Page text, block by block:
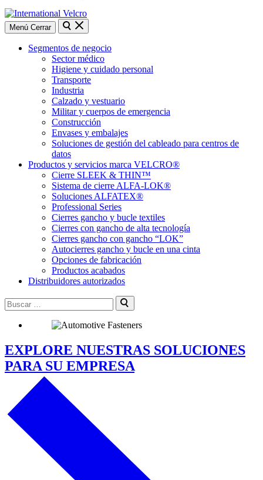
Menú Cerrar BuscarCerrar
búsqueda
Segmentos de negocio
Sector médico
Higiene y cuidado personal
Transporte
Industria
Calzado y vestuario
Militar y cuerpos de emergencia
Construcción
Envases y embalajes
Soluciones de gestión del cableado para centros de
datos
Productos y servicios marca VELCRO®
Cierre SLEEK & THIN™
Sistema de cierre ALFA-LOK®
Soluciones ALFATEX®
Professional Series
Cierres gancho y bucle textiles
Cierres con gancho de alta tecnología
Cierres gancho con gancho “LOK”
Autocierres gancho y bucle en una cinta
Opciones de fabricación
Productos acabados
Distribuidores autorizados
Buscar:
Enviar
EXPLORE NUESTRAS SOLUCIONES
PARA SU EMPRESA